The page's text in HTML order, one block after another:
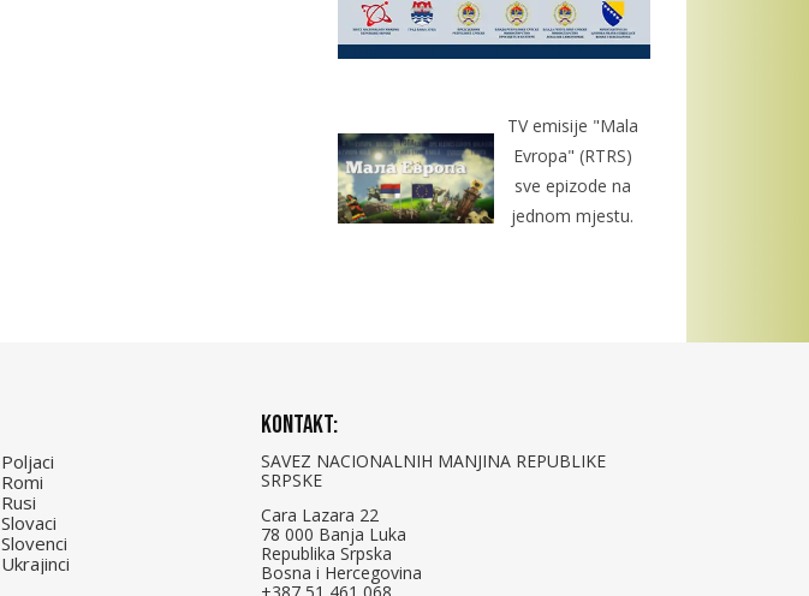
TV emisije "Mala
Evropa" (RTRS)
sve epizode na
jednom mjestu.
Poljaci
Romi
Rusi
Slovaci
Slovenci
Ukrajinci
Kontakt:
SAVEZ NACIONALNIH MANJINA REPUBLIKE
SRPSKE
Cara Lazara 22
78 000 Banja Luka
Republika Srpska
Bosna i Hercegovina